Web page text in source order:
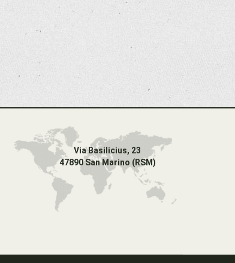
Via Basilicius, 23
47890 San Marino (RSM)